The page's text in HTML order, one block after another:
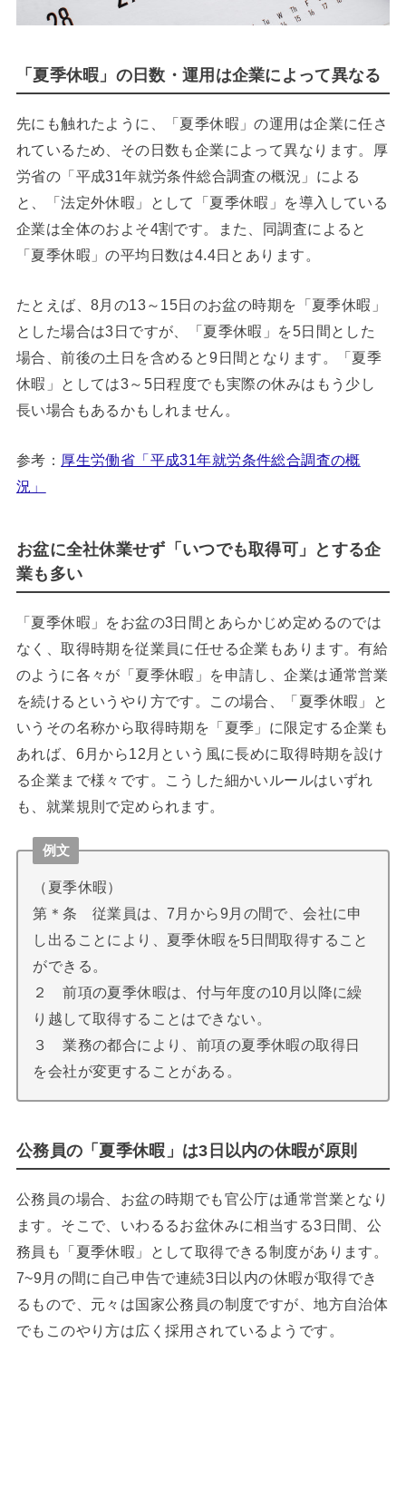
「夏季休暇」の日数・運用は企業によって異なる
先にも触れたように、「夏季休暇」の運用は企業に任さ
れているため、その日数も企業によって異なります。厚
労省の「平成31年就労条件総合調査の概況」による
と、「法定外休暇」として「夏季休暇」を導入している
企業は全体のおよそ4割です。また、同調査によると
「夏季休暇」の平均日数は4.4日とあります。
たとえば、8月の13～15日のお盆の時期を「夏季休暇」
とした場合は3日ですが、「夏季休暇」を5日間とした
場合、前後の土日を含めると9日間となります。「夏季
休暇」としては3～5日程度でも実際の休みはもう少し
長い場合もあるかもしれません。
参考： 厚生労働省「平成31年就労条件総合調査の概
況」
お盆に全社休業せず「いつでも取得可」とする企
業も多い
「夏季休暇」をお盆の3日間とあらかじめ定めるのでは
なく、取得時期を従業員に任せる企業もあります。有給
のように各々が「夏季休暇」を申請し、企業は通常営業
を続けるというやり方です。この場合、「夏季休暇」と
いうその名称から取得時期を「夏季」に限定する企業も
あれば、6月から12月という風に長めに取得時期を設け
る企業まで様々です。こうした細かいルールはいずれ
も、就業規則で定められます。
例文
（夏季休暇）
第＊条 従業員は、7月から9月の間で、会社に申
し出ることにより、夏季休暇を5日間取得すること
ができる。
２ 前項の夏季休暇は、付与年度の10月以降に繰
り越して取得することはできない。
３ 業務の都合により、前項の夏季休暇の取得日
を会社が変更することがある。
公務員の「夏季休暇」は3日以内の休暇が原則
公務員の場合、お盆の時期でも官公庁は通常営業となり
ます。そこで、いわるるお盆休みに相当する3日間、公
務員も「夏季休暇」として取得できる制度があります。
7~9月の間に自己申告で連続3日以内の休暇が取得でき
るもので、元々は国家公務員の制度ですが、地方自治体
でもこのやり方は広く採用されているようです。